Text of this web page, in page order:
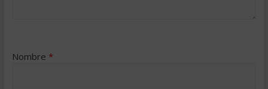
Nombre *